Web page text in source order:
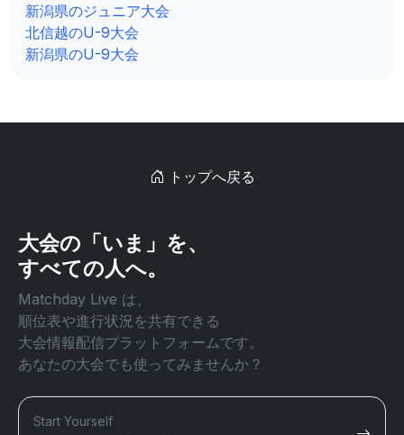
新潟県のジュニア大会
北信越のU-9大会
新潟県のU-9大会
トップへ戻る
大会の「いま」を、
すべての人へ。
Matchday Live は、
順位表や進行状況を共有できる
大会情報配信プラットフォームです。
あなたの大会でも使ってみませんか？
Start Yourself